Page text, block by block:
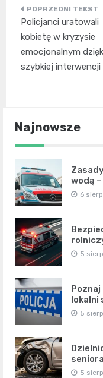
Nawigacja
wpisu
Policjanci uratowali
kobietę w kryzysie
emocjonalnym
szybkiej interwencji
Najnowsze
wodą
6
5
Poznaj
lokalni
5
5